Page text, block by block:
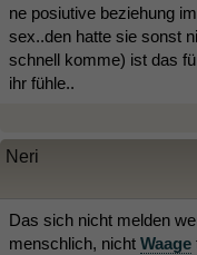
ne posiutive beziehung
sex..den hatte sie sonst
schnell komme) ist das
ihr fühle..
Neri
Das sich nicht melden
menschlich, nicht Waage